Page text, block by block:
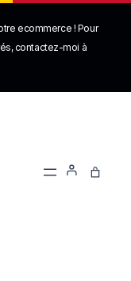
ecommerce ! Pour
contactez-moi à